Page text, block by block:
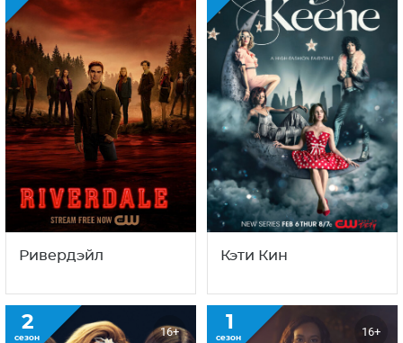
Ривердэйл Кэти Кин
2
сезон 16+ 1
сезон 16+